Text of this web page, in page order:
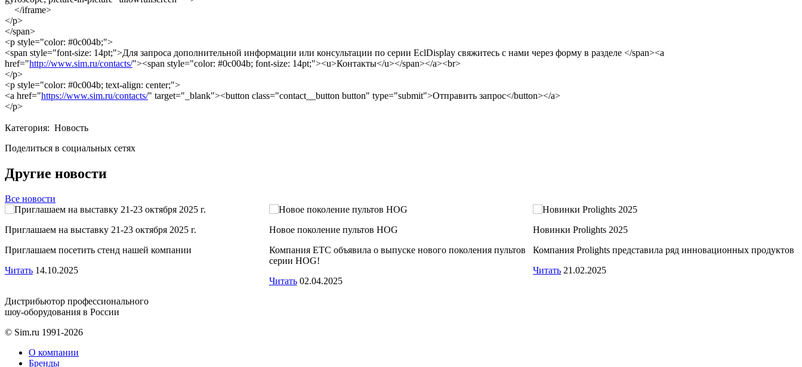
</iframe>
</p>
</span>
<p style="color: #0c004b;">
<span style="font-size: 14pt;">Для запроса дополнительной информации или консультации по серии EclDisplay свяжитесь с нами через форму в разделе </span><a
href="http://www.sim.ru/contacts/"><span style="color: #0c004b; font-size: 14pt;"><u>Контакты</u></span></a><br>
</p>
<p style="color: #0c004b; text-align: center;">
<a href="https://www.sim.ru/contacts/" target="_blank"><button class="contact__button button" type="submit">Отправить запрос</button></a>
</p>
Категория: Новость
Поделиться в социальных сетях
Другие новости
Все новости
Приглашаем на выставку 21-23 октября 2025 г.
Приглашаем посетить стенд нашей компании
Читать 14.10.2025
Новое поколение пультов HOG
Компания ЕТС объявила о выпуске нового поколения пультов
серии HOG!
Читать 02.04.2025
Новинки Prolights 2025
Компания Prolights представила ряд инновационных продуктов
Читать 21.02.2025
Дистрибьютор профессионального
шоу-оборудования в России
© Sim.ru 1991-2026
О компании
Бренды